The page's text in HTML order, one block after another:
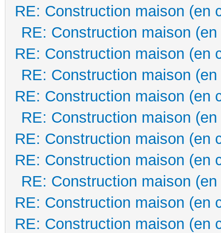
RE: Construction maison (en
RE: Construction maison
RE: Construction maison (en
RE: Construction maison
RE: Construction maison (en
RE: Construction maison
RE: Construction maison (en
RE: Construction maison (en
RE: Construction maison
RE: Construction maison (en
RE: Construction maison (en